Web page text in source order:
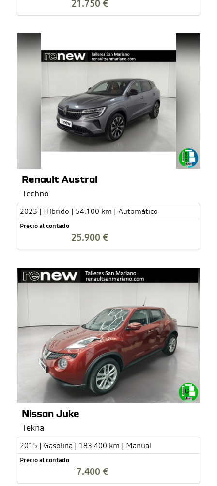
21.750 €
Renault Austral
Techno
2023 | Híbrido | 54.100 km | Automático
Precio al contado
25.900 €
Nissan Juke
Tekna
2015 | Gasolina | 183.400 km | Manual
Precio al contado
7.400 €